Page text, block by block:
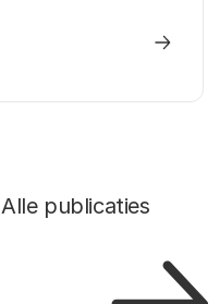
Alle publicaties